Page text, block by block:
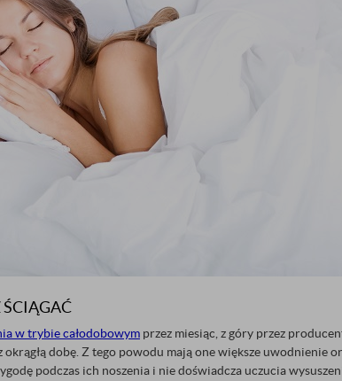
w trybie całodobowymprzez miesiąc, z góry przez
dobę. Z tego powodu mają one większe uwodnienie
podczas ich noszenia i nie doświadcza uczucia